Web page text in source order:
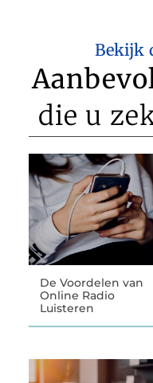
Bekijk
die u
De Voordelen van
Online Radio
Luisteren